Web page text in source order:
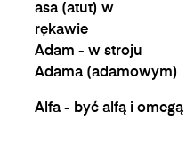
asa (atut) w
rękawie
Adam - w stroju
Adama (adamowym)
Alfa - być alfą i omegą